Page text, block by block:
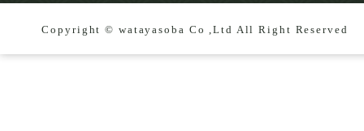
Copyright © watayasoba Co ,Ltd All Right Reserved